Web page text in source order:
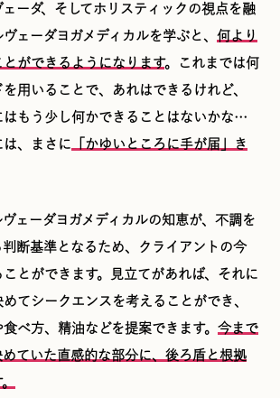
ーダ、そしてホリスティックの視点を融
ェーダヨガメディカルを学ぶと、何より
ができるようになります。これまでは何
用いることで、あれはできるけれど、
はもう少し何かできることはないかな…
は、まさに 「かゆいところに手が届」き
ェーダヨガメディカルの知恵が、不調を
断基準となるため、クライアントの今
とができます。見立てがあれば、それに
てシークエンスを考えることができ、
べ方、精油などを提案できます。今まで
めていた直感的な部分に、後ろ盾と根拠